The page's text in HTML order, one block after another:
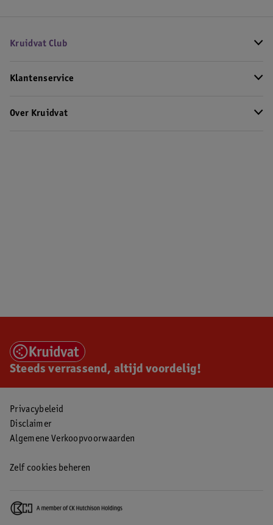
Kruidvat Club
Klantenservice
Over Kruidvat
Steeds verrassend, altijd voordelig!
Privacybeleid
Disclaimer
Algemene Verkoopvoorwaarden
Zelf cookies beheren